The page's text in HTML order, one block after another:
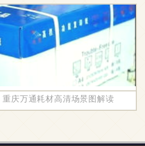
庆万通耗材高清场景图解读